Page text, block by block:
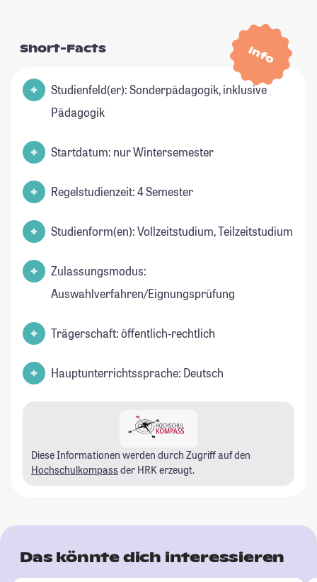
Info
Short-Facts
Studienfeld(er): Sonderpädagogik, inklusive
Pädagogik
Startdatum: nur Wintersemester
Regelstudienzeit: 4 Semester
Studienform(en): Vollzeitstudium, Teilzeitstudium
Zulassungsmodus:
Auswahlverfahren/Eignungsprüfung
Trägerschaft: öffentlich-rechtlich
Hauptunterrichtssprache: Deutsch
Diese Informationen werden durch Zugriff auf den
Hochschulkompass der HRK erzeugt.
Das könnte dich interessieren